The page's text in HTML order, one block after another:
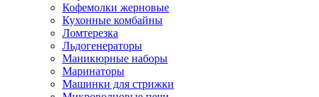
Кофемолки жерновые
Кухонные комбайны
Ломтерезка
Льдогенераторы
Маникюрные наборы
Маринаторы
Машинки для стрижки